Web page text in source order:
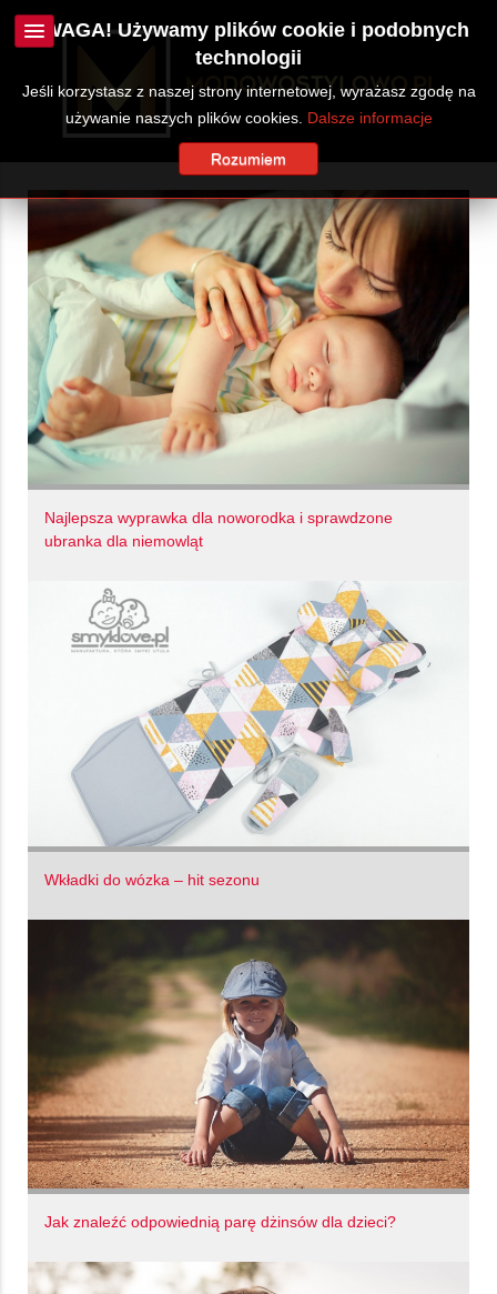
Najlepsza wyprawka dla noworodka i sprawdzone
ubranka dla niemowląt
Wkładki do wózka – hit sezonu
Jak znaleźć odpowiednią parę dżinsów dla dzieci?
UWAGA! Używamy plików cookie i podobnych
technologii
Jeśli korzystasz z naszej strony internetowej, wyrażasz zgodę na
używanie naszych plików cookies. Dalsze informacje
Rozumiem